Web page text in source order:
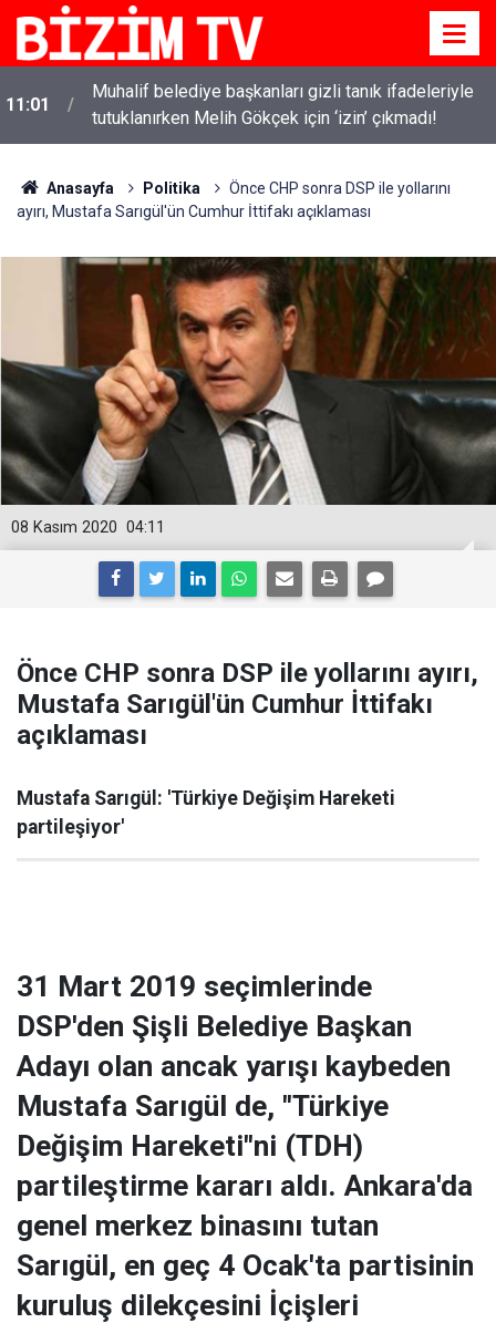
10:58
Kanlı saldırıların ardından okullarda yeni dönem
başlıyor!
Anasayfa Politika
Önce CHP sonra DSP ile yollarını
ayırı, Mustafa Sarıgül'ün Cumhur İttifakı açıklaması
04:11
08 Kasım 2020
Önce CHP sonra DSP ile yollarını ayırı,
Mustafa Sarıgül'ün Cumhur İttifakı
açıklaması
Mustafa Sarıgül: 'Türkiye Değişim Hareketi
partileşiyor'
31 Mart 2019 seçimlerinde
DSP'den Şişli Belediye Başkan
Adayı olan ancak yarışı kaybeden
Mustafa Sarıgül de, "Türkiye
Değişim Hareketi"ni (TDH)
partileştirme kararı aldı. Ankara'da
genel merkez binasını tutan
Sarıgül, en geç 4 Ocak'ta partisinin
kuruluş dilekçesini İçişleri